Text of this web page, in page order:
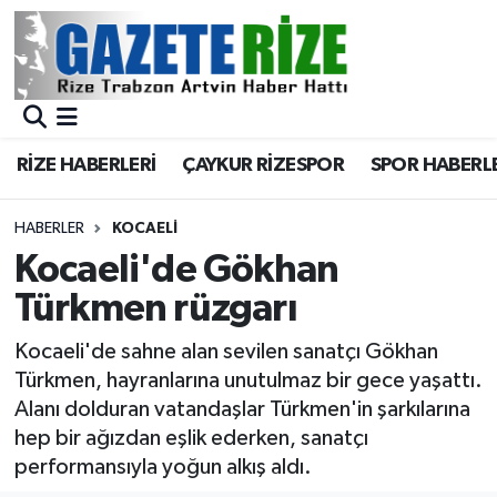
RİZE HABERLERİ ÇAYKUR RİZESPOR SPOR
HABERLER KOCAELI
Kocaeli'de Gökhan
Türkmen rüzgarı
Kocaeli'de sahne alan sevilen sanatçı Gökhan
Türkmen, hayranlarına unutulmaz bir gece yaşattı.
Alanı dolduran vatandaşlar Türkmen'in şarkılarına
hep bir ağızdan eşlik ederken, sanatçı
performansıyla yoğun alkış aldı.
BÖLGEMİZ
Asayiş
Rize Jandarma Komutanlığı
Bilim Teknoloji
Canlı Maç
Merkez Nöbetçi Eczaneler
Merkez Trafik Yoğunluk Haritası
Süper Lig Puan Durumu ve Fikstür
Tüm Manşetler